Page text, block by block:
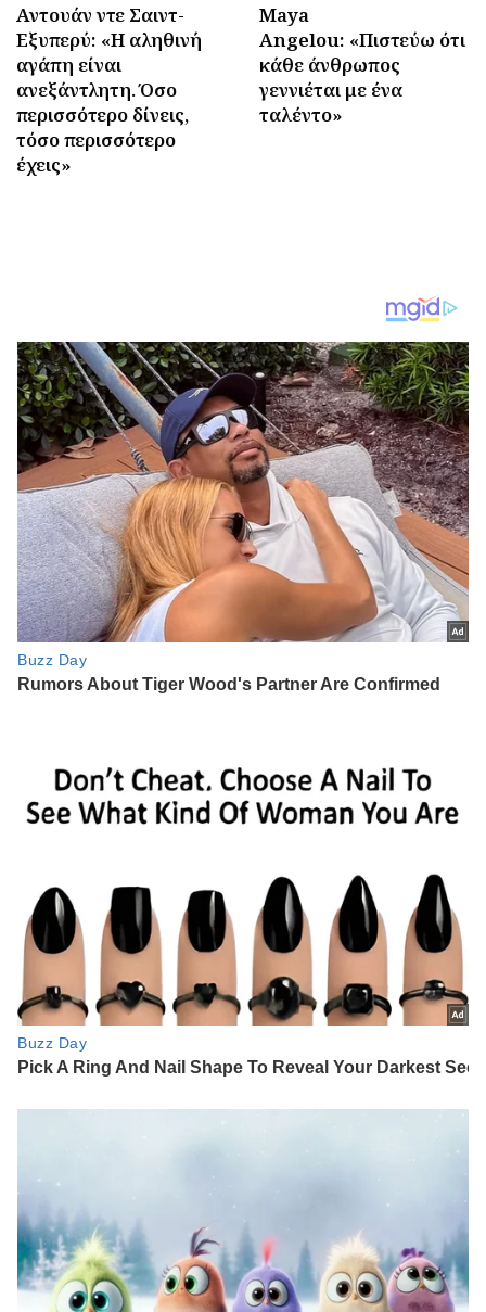
Αντουάν ντε Σαιντ-
Εξυπερύ: «Η αληθινή
αγάπη είναι
ανεξάντλητη. Όσο
περισσότερο δίνεις,
τόσο περισσότερο
έχεις»
Maya
Angelou: «Πιστεύω ότι
κάθε άνθρωπος
γεννιέται με ένα
ταλέντο»